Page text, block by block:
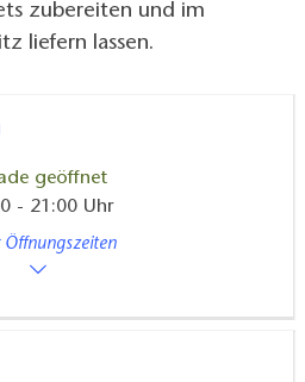
zubereiten und im
liefern lassen.
geöffnet
- 21:00 Uhr
Öffnungszeiten